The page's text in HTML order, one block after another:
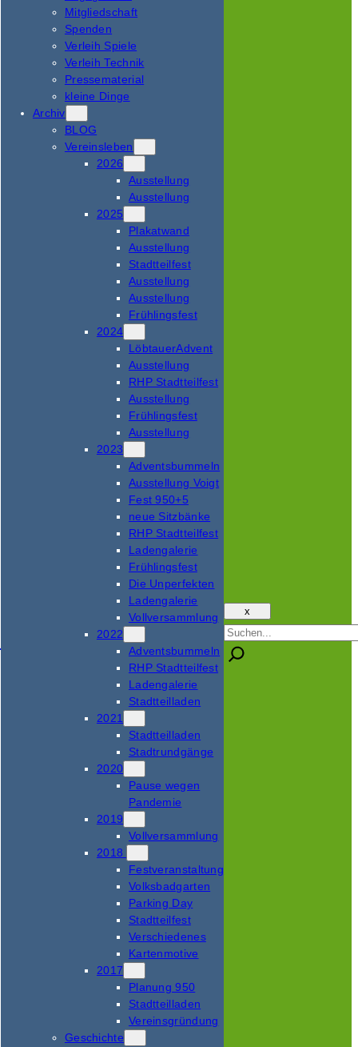
Mitgliedschaft
Spenden
Verleih Spiele
Verleih Technik
Pressematerial
kleine Dinge
Archiv
BLOG
Vereinsleben
2026
Ausstellung
Ausstellung
2025
Plakatwand
Ausstellung
Stadtteilfest
Ausstellung
Ausstellung
Frühlingsfest
2024
LöbtauerAdvent
Ausstellung
RHP Stadtteilfest
Ausstellung
Frühlingsfest
Ausstellung
2023
Adventsbummeln
Ausstellung Voigt
Fest 950+5
neue Sitzbänke
RHP Stadtteilfest
Ladengalerie
Frühlingsfest
Die Unperfekten
Ladengalerie
Vollversammlung
2022
Adventsbummeln
RHP Stadtteilfest
Ladengalerie
Stadtteilladen
2021
Stadtteilladen
Stadtrundgänge
2020
Pause wegen
Pandemie
2019
Vollversammlung
2018
Festveranstaltung
Volksbadgarten
Parking Day
Stadtteilfest
Verschiedenes
Kartenmotive
2017
Planung 950
Stadtteilladen
Vereinsgründung
Geschichte
x
Suchen